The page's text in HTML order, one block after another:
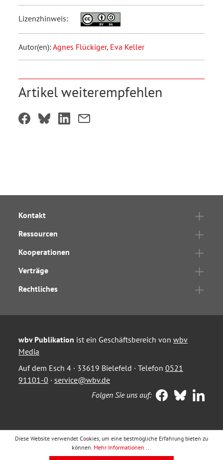
Lizenzhinweis:
Autor(en):Agnes Flückiger, Eva Keller
Artikel weiterempfehlen
Kontakt
Ressourcen
Kooperationen
Verträge
Rechtliches
wbv Publikation ist ein Geschäftsbereich von wbv
Media
Auf dem Esch 4 · 33619 Bielefeld · Telefon 0521
91101-0 · service@wbv.de
Folgen Sie uns auf:
Diese Website verwendet Cookies, um eine bestmögliche Erfahrung bieten zu
können. Mehr Informationen ...